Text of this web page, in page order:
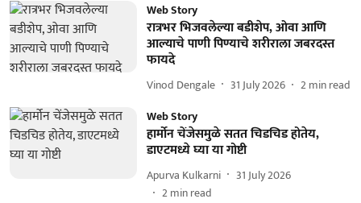
Web Story
रात्रभर भिजवलेल्या बडीशेप, ओवा आणि
आल्याचे पाणी पिण्याचे शरीराला जबरदस्त
फायदे
Vinod Dengale 31 July 2026 2min read
Web Story
हार्मोन चेंजेसमुळे सतत चिडचिड होतेय,
डाएटमध्ये घ्या या गोष्टी
Apurva Kulkarni
31 July 2026
2min read